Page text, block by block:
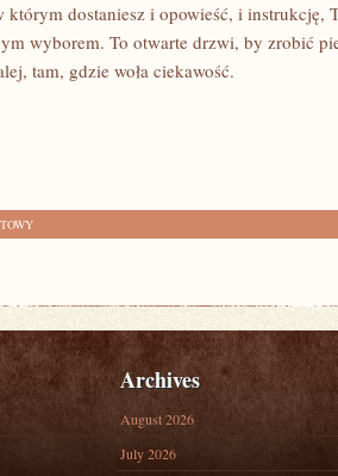
którym dostaniesz i opowieść, i instrukcję,
wyborem. To otwarte drzwi, by zrobić
tam, gdzie woła ciekawość.
Archives
August 2026
July 2026